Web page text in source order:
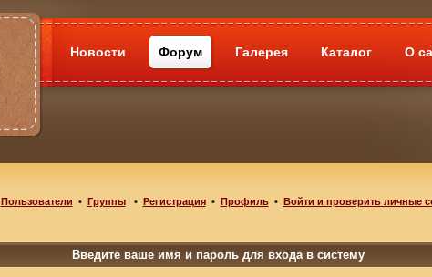
Новости Форум Галерея Каталог О
Пользователи • Группы• Регистрация• Профиль• Войти и проверить личные
Введите ваше имя и пароль для входа в систему